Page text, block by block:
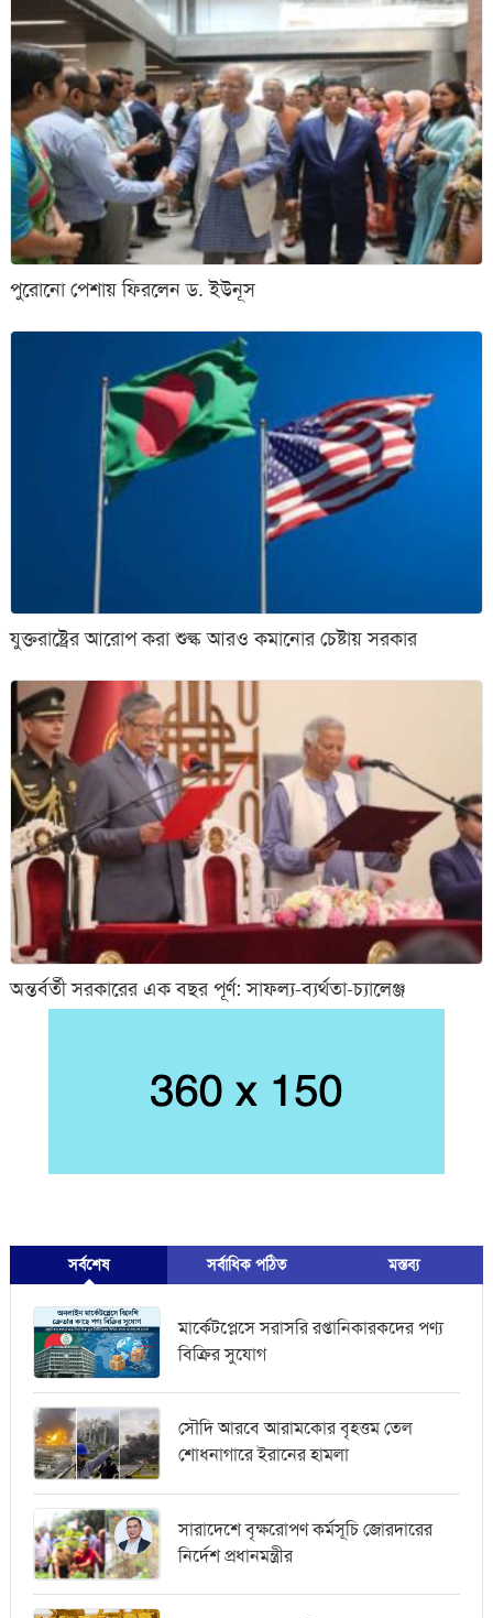
পুরোনো পেশায় ফিরলেন ড. ইউনূস
যুক্তরাষ্ট্রের আরোপ করা শুল্ক আরও কমানোর চেষ্টায় সরকার
অন্তর্বর্তী সরকারের এক বছর পূর্ণ: সাফল্য-ব্যর্থতা-চ্যালেঞ্জ
সর্বশেষ সর্বাধিক পঠিত মস্তব্য
মার্কেটপ্লেসে সরাসরি রপ্তানিকারকদের পণ্য
বিক্রির সুযোগ
সৌদি আরবে আরামকোর বৃহত্তম তেল
শোধনাগারে ইরানের হামলা
সারাদেশে বৃক্ষরোপণ কর্মসূচি জোরদারের
নির্দেশ প্রধানমন্ত্রীর